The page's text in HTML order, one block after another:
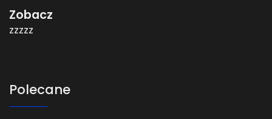
Zobacz
zzzzz
Polecane